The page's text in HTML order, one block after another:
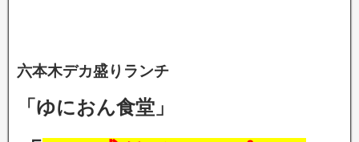
六本木デカ盛りランチ
「ゆにおん食堂」